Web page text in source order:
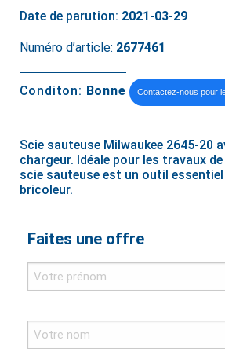
Date de parution: 2021-03-29
Numéro d’article: 2677461
Conditon: Bonne Contactez-nous pour
Scie sauteuse Milwaukee 2645-20
chargeur. Idéale pour les travaux
scie sauteuse est un outil
bricoleur.
Faites une offre